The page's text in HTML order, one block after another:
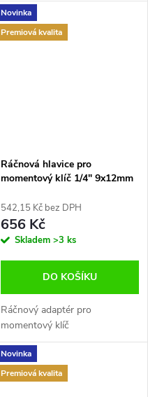
Novinka
Premiová kvalita
Ráčnová hlavice pro
momentový klíč 1/4" 9x12mm
542,15 Kč bez DPH
656 Kč
Skladem >3 ks
DO KOŠÍKU
Ráčnový adaptér pro
momentový klíč
Novinka
Premiová kvalita